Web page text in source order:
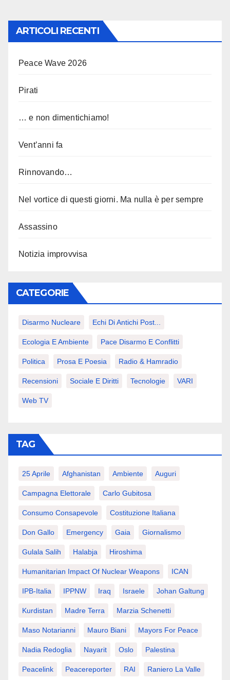
ARTICOLI RECENTI
Peace Wave 2026
Pirati
… e non dimentichiamo!
Vent’anni fa
Rinnovando…
Nel vortice di questi giorni. Ma nulla è per sempre
Assassino
Notizia improvvisa
CATEGORIE
Disarmo Nucleare Echi Di Antichi Post...
Ecologia E Ambiente Pace Disarmo E Conflitti
Politica Prosa E Poesia Radio & Hamradio
Recensioni Sociale E Diritti Tecnologie VARI
Web TV
TAG
25 Aprile Afghanistan Ambiente Auguri
Campagna Elettorale Carlo Gubitosa
Consumo Consapevole Costituzione Italiana
Don Gallo Emergency Gaia Giornalismo
Gulala Salih Halabja Hiroshima
Humanitarian Impact Of Nuclear Weapons ICAN
IPB-Italia IPPNW Iraq Israele Johan Galtung
Kurdistan Madre Terra Marzia Schenetti
Maso Notarianni Mauro Biani Mayors For Peace
Nadia Redoglia Nayarit Oslo Palestina
Peacelink Peacereporter RAI Raniero La Valle